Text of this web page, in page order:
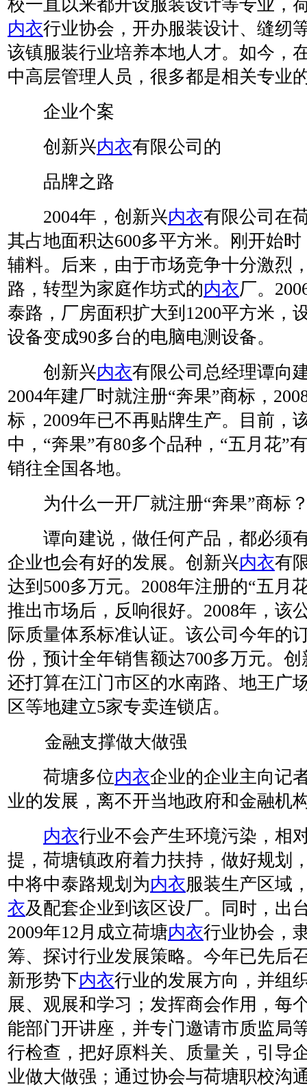
校一直以来都开设服装设计等专业，
内衣行业协会，开办服装设计、缝纫
该镇服装行业培养本地人才。如今，
中高层管理人员，很多都是相关专业
企业个案
创新兴内衣有限公司的
品牌之路
2004年，创新兴内衣有限公司在
其占地面积达600多平方米。刚开始
辅料。后来，由于市场竞争十分激烈
路，转型为家庭作坊式的内衣厂。
泰路，厂房面积扩大到1200平方米，
设备变成90多台的电脑电测设备。
创新兴内衣有限公司总经理谭向
2004年建厂时就注册“奔果”商标，
标，2009年已不再贴牌生产。目前，
中，“奔果”有80多个品种，“五月花”
销往全国各地。
为什么一开厂就注册“奔果”商标
谭向建说，做任何产品，都必须
企业也会有好的发展。创新兴内衣有
达到500多万元。2008年注册的“五月
推出市场后，反响很好。2008年，该
际质量体系标准认证。该公司今年的
份，预计全年销售额达700多万元。创
还打算在江门市区的水南路、地王广
区等地建立5家专卖连锁店。
金融支撑做大做强
荷塘多位内衣企业的企业主向记
业的发展，离不开当地政府和金融机
内衣行业不会产生环境污染，相
提，荷塘镇政府着力扶持，做好规划
中将中泰路规划为内衣服装生产区域
衣及配套企业到该区设厂。同时，出
2009年12月成立荷塘内衣行业协会，
筹、探讨行业发展策略。今年已先后
新形势下内衣行业的发展方向，并组
展、观展和学习；发挥商会作用，每
能部门开讲座，并专门邀请市质监局
行检查，把好原料关、质量关，引导
业做大做强；通过协会与荷塘职校沟